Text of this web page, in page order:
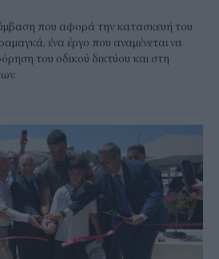
που αφορά την κατασκευή του
ένα έργο που αναμένεται να
του οδικού δικτύου και στη